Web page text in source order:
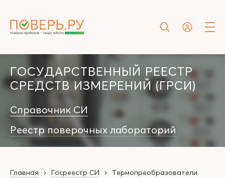
ГОСУДАРСТВЕННЫЙ РЕЕСТР
СРЕДСТВ ИЗМЕРЕНИЙ (ГРСИ)
Справочник СИ
Реестр поверочных лабораторий
Главная Госреестр СИ
Термопреобразователи